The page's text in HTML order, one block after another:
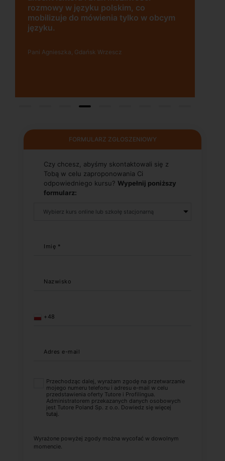
rozmowy w języku polskim, co
mobilizuje do mówienia tylko w obcym
języku.
Pani Agnieszka, Gdańsk Wrzescz
FORMULARZ ZGŁOSZENIOWY
Czy chcesz, abyśmy skontaktowali się z
Tobą w celu zaproponowania Ci
odpowiedniego kursu? Wypełnij poniższy
formularz:
Imię *
Nazwisko
+48
Adres e-mail
Przechodząc dalej, wyrażam zgodę na przetwarzanie
mojego numeru telefonu i adresu e-mail w celu
przedstawienia oferty Tutore i Profilingua.
Administratorem przekazanych danych osobowych
jest Tutore Poland Sp. z o.o. Dowiedz się więcej
tutaj.
Wyrażone powyżej zgody można wycofać w dowolnym
momencie.